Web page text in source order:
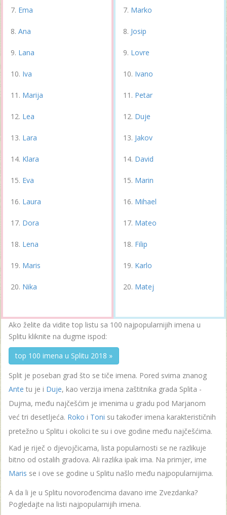
Ema
Ana
Lana
Iva
Marija
Lea
Lara
Klara
Eva
Laura
Dora
Lena
Maris
Nika
Marko
Josip
Lovre
Ivano
Petar
Duje
Jakov
David
Marin
Mihael
Mateo
Filip
Karlo
Matej
Ako želite da vidite top listu sa 100 najpopularnijih imena u
Splitu kliknite na dugme ispod:
top 100 imena u Splitu 2018 »
Split je poseban grad što se tiče imena. Pored svima znanog
Ante tu je i Duje, kao verzija imena zaštitnika grada Splita -
Dujma, među najčešćim je imenima u gradu pod Marjanom
već tri desetljeća. Roko i Toni su također imena karakterističnih
pretežno u Splitu i okolici te su i ove godine među najčešćima.
Kad je riječ o djevojčicama, lista popularnosti se ne razlikuje
bitno od ostalih gradova. Ali razlika ipak ima. Na primjer, ime
Maris se i ove se godine u Splitu našlo među najpopularnijima.
A da li je u Splitu novorođencima davano ime Zvezdanka?
Pogledajte na listi najpopularnijih imena.